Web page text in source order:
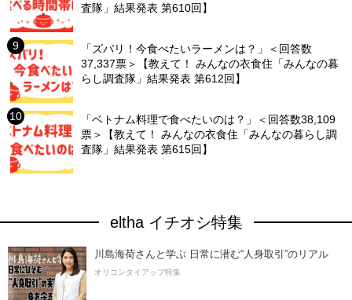
査隊」結果発表 第610回】
「ズバリ！今食べたいラーメンは？」＜回答数
37,337票＞【教えて！ みんなの衣食住「みんなの暮
らし調査隊」結果発表 第612回】
「ベトナム料理で食べたいのは？」＜回答数38,109
票＞【教えて！ みんなの衣食住「みんなの暮らし調
査隊」結果発表 第615回】
eltha イチオシ特集
川島海荷さんと学ぶ 日常に潜む“人身取引”のリアル
オリコンタイアップ特集